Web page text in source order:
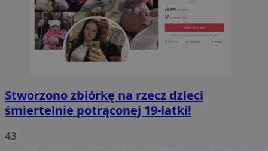
Stworzono zbiórkę na rzecz dzieci
śmiertelnie potrąconej 19-latki!
43